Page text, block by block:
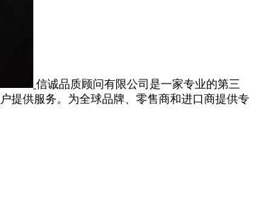
信诚品质顾问有限公司是一家专业的第三
提供服务。为全球品牌、零售商和进口商提供专